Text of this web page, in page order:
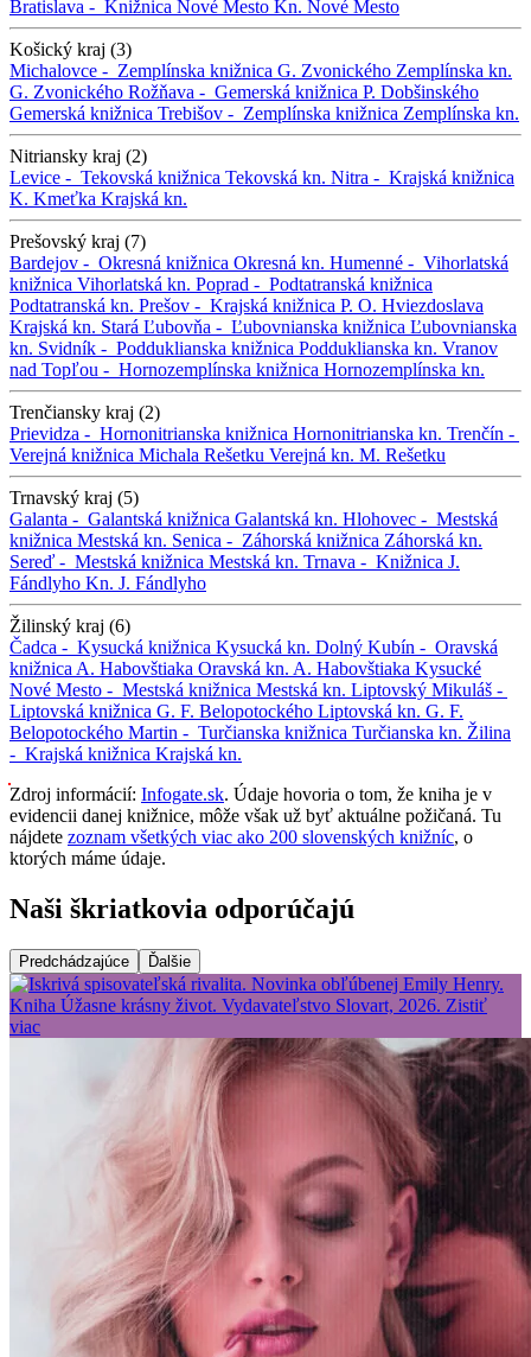
Bratislava - Knižnica Nové Mesto Kn. Nové Mesto
Košický kraj (3)
Michalovce - Zemplínska knižnica G. Zvonického Zemplínska kn.
G. Zvonického Rožňava - Gemerská knižnica P. Dobšinského
Gemerská knižnica Trebišov - Zemplínska knižnica Zemplínska kn.
Nitriansky kraj (2)
Levice - Tekovská knižnica Tekovská kn. Nitra - Krajská knižnica
K. Kmeťka Krajská kn.
Prešovský kraj (7)
Bardejov - Okresná knižnica Okresná kn. Humenné - Vihorlatská
knižnica Vihorlatská kn. Poprad - Podtatranská knižnica
Podtatranská kn. Prešov - Krajská knižnica P. O. Hviezdoslava
Krajská kn. Stará Ľubovňa - Ľubovnianska knižnica Ľubovnianska
kn. Svidník - Podduklianska knižnica Podduklianska kn. Vranov
nad Topľou - Hornozemplínska knižnica Hornozemplínska kn.
Trenčiansky kraj (2)
Prievidza - Hornonitrianska knižnica Hornonitrianska kn. Trenčín -
Verejná knižnica Michala Rešetku Verejná kn. M. Rešetku
Trnavský kraj (5)
Galanta - Galantská knižnica Galantská kn. Hlohovec - Mestská
knižnica Mestská kn. Senica - Záhorská knižnica Záhorská kn.
Sereď - Mestská knižnica Mestská kn. Trnava - Knižnica J.
Fándlyho Kn. J. Fándlyho
Žilinský kraj (6)
Čadca - Kysucká knižnica Kysucká kn. Dolný Kubín - Oravská
knižnica A. Habovštiaka Oravská kn. A. Habovštiaka Kysucké
Nové Mesto - Mestská knižnica Mestská kn. Liptovský Mikuláš -
Liptovská knižnica G. F. Belopotockého Liptovská kn. G. F.
Belopotockého Martin - Turčianska knižnica Turčianska kn. Žilina
- Krajská knižnica Krajská kn.
Zdroj informácií: Infogate.sk. Údaje hovoria o tom, že kniha je v
evidencii danej knižnice, môže však už byť aktuálne požičaná. Tu
nájdete zoznam všetkých viac ako 200 slovenských knižníc, o
ktorých máme údaje.
Naši škriatkovia odporúčajú
Predchádzajúce Ďalšie